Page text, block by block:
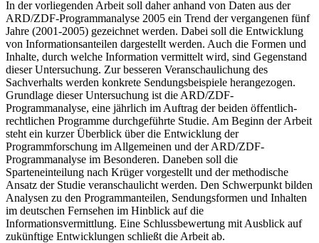
In der vorliegenden Arbeit soll daher anhand von Daten aus der
ARD/ZDF-Programmanalyse 2005 ein Trend der vergangenen fünf
Jahre (2001-2005) gezeichnet werden. Dabei soll die Entwicklung
von Informationsanteilen dargestellt werden. Auch die Formen und
Inhalte, durch welche Information vermittelt wird, sind Gegenstand
dieser Untersuchung. Zur besseren Veranschaulichung des
Sachverhalts werden konkrete Sendungsbeispiele herangezogen.
Grundlage dieser Untersuchung ist die ARD/ZDF-
Programmanalyse, eine jährlich im Auftrag der beiden öffentlich-
rechtlichen Programme durchgeführte Studie. Am Beginn der Arbeit
steht ein kurzer Überblick über die Entwicklung der
Programmforschung im Allgemeinen und der ARD/ZDF-
Programmanalyse im Besonderen. Daneben soll die
Sparteneinteilung nach Krüger vorgestellt und der methodische
Ansatz der Studie veranschaulicht werden. Den Schwerpunkt bilden
Analysen zu den Programmanteilen, Sendungsformen und Inhalten
im deutschen Fernsehen im Hinblick auf die
Informationsvermittlung. Eine Schlussbewertung mit Ausblick auf
zukünftige Entwicklungen schließt die Arbeit ab.